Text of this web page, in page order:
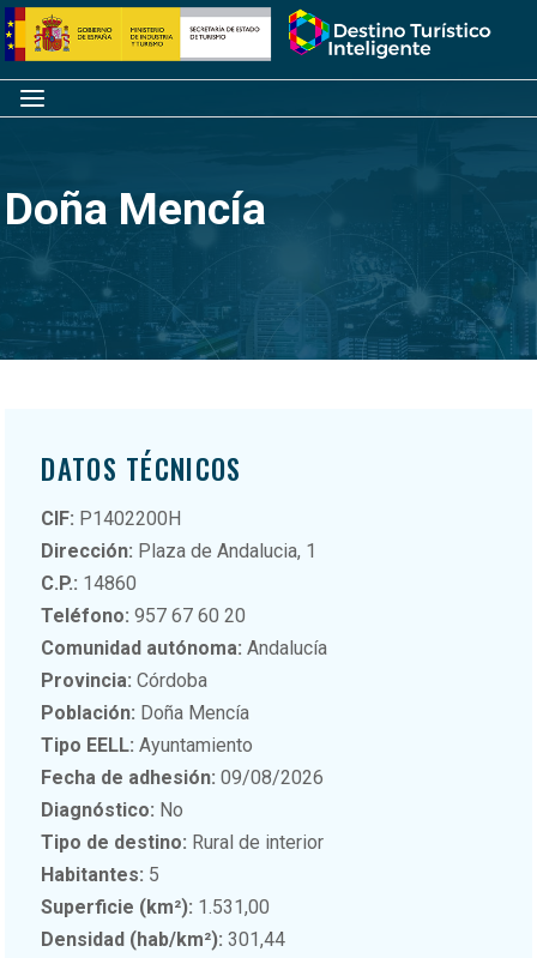
Saltar
al
contenido
Inicio
Menú
Doña Mencía
DATOS TÉCNICOS
CIF: P1402200H
Dirección: Plaza de Andalucia, 1
C.P.: 14860
Teléfono: 957 67 60 20
Comunidad autónoma: Andalucía
Provincia: Córdoba
Población: Doña Mencía
Tipo EELL: Ayuntamiento
Fecha de adhesión: 09/08/2026
Diagnóstico: No
Tipo de destino: Rural de interior
Habitantes: 5
Superficie (km²): 1.531,00
Densidad (hab/km²): 301,44